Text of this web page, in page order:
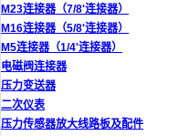
M23连接器（7/8'连接器）
M16连接器（5/8'连接器）
M5连接器（1/4'连接器）
电磁阀连接器
压力变送器
二次仪表
压力传感器放大线路板及配件